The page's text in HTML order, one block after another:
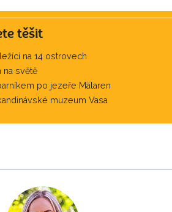
těšit
na 14 ostrovech
na světě
po jezeře Mälaren
muzeum Vasa